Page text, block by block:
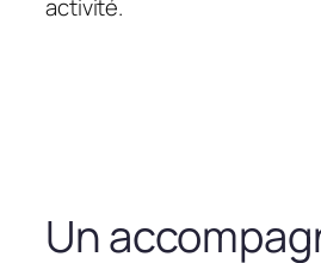
activité.
Un